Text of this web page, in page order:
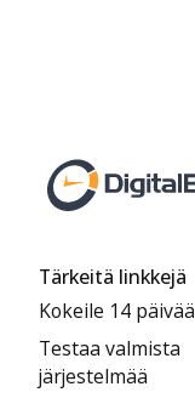
Tärkeitä linkkejä
Kokeile 14 päivää
Testaa valmista
järjestelmää